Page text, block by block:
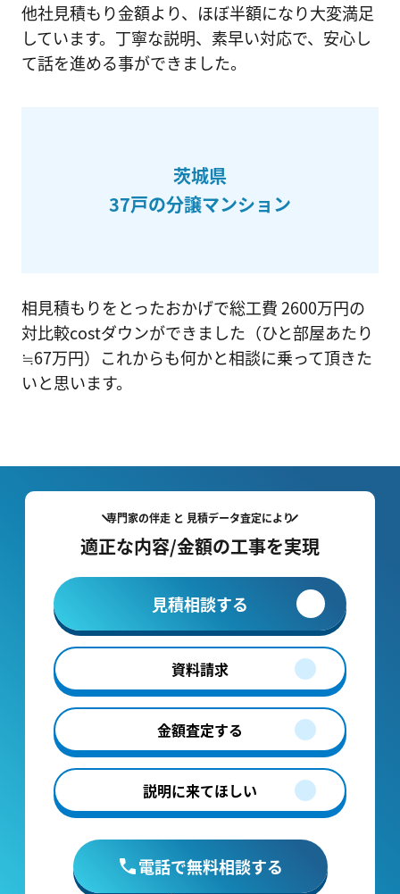
他社見積もり金額より、ほぼ半額になり大変満足
しています。丁寧な説明、素早い対応で、安心し
て話を進める事ができました。
茨城県
37戸の分譲マンション
相見積もりをとったおかげで総工費 2600万円の
対比較costダウンができました（ひと部屋あたり
≒67万円）これからも何かと相談に乗って頂きた
いと思います。
専門家の伴走 と 見積データ査定により
適正な内容/金額の工事を実現
見積相談する
資料請求
金額査定する
説明に来てほしい
電話で無料相談する